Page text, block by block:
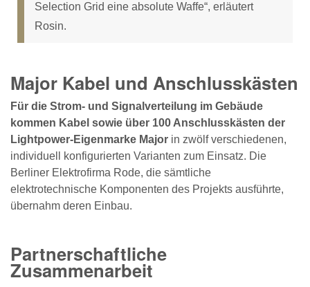
Selection Grid eine absolute Waffe“, erläutert
Rosin.
Major Kabel und Anschlusskästen
Für die Strom- und Signalverteilung im Gebäude
kommen Kabel sowie über 100 Anschlusskästen der
Lightpower-Eigenmarke Major in zwölf verschiedenen,
individuell konfigurierten Varianten zum Einsatz. Die
Berliner Elektrofirma Rode, die sämtliche
elektrotechnische Komponenten des Projekts ausführte,
übernahm deren Einbau.
Partnerschaftliche
Zusammenarbeit